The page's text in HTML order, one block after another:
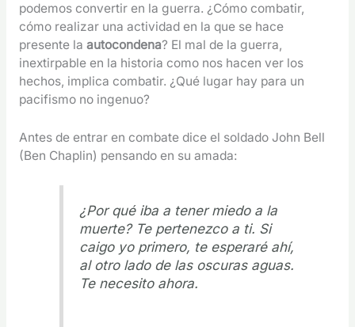
podemos convertir en la guerra. ¿Cómo combatir,
cómo realizar una actividad en la que se hace
presente la autocondena? El mal de la guerra,
inextirpable en la historia como nos hacen ver los
hechos, implica combatir. ¿Qué lugar hay para un
pacifismo no ingenuo?
Antes de entrar en combate dice el soldado John Bell
(Ben Chaplin) pensando en su amada:
¿Por qué iba a tener miedo a la
muerte? Te pertenezco a ti. Si
caigo yo primero, te esperaré ahí,
al otro lado de las oscuras aguas.
Te necesito ahora.